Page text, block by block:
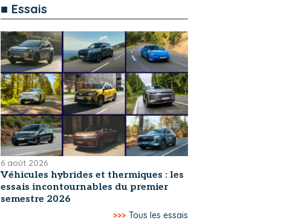
■ Essais
6 août 2026
Véhicules hybrides et thermiques : les
essais incontournables du premier
semestre 2026
>>> Tous les essais